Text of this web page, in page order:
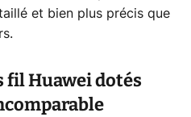
et bien plus précis que
fil Huawei dotés